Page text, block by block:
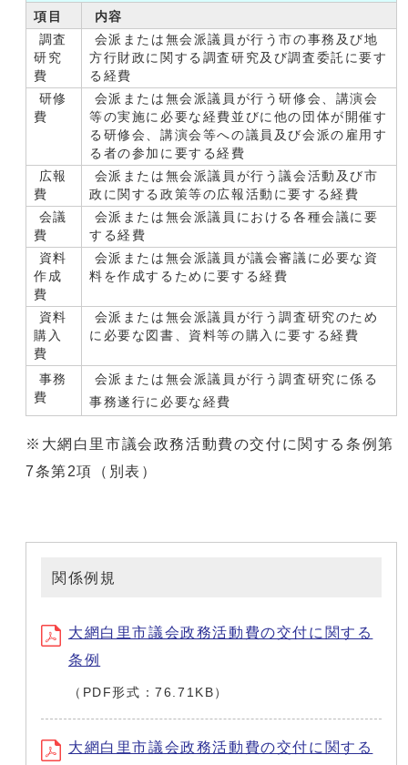
項目
内容
調査
研究
費
会派または無会派議員が行う市の事務及び地
方行財政に関する調査研究及び調査委託に要す
る経費
研修
費
会派または無会派議員が行う研修会、講演会
等の実施に必要な経費並びに他の団体が開催す
る研修会、講演会等への議員及び会派の雇用す
る者の参加に要する経費
広報
費
会派または無会派議員が行う議会活動及び市
政に関する政策等の広報活動に要する経費
会議
費
会派または無会派議員における各種会議に要
する経費
資料
作成
費
会派または無会派議員が議会審議に必要な資
料を作成するために要する経費
資料
購入
費
会派または無会派議員が行う調査研究のため
に必要な図書、資料等の購入に要する経費
事務
費
会派または無会派議員が行う調査研究に係る
事務遂行に必要な経費
※大網白里市議会政務活動費の交付に関する条例第
7条第2項（別表）
関係例規
大網白里市議会政務活動費の交付に関する
条例
（PDF形式：76.71KB）
大網白里市議会政務活動費の交付に関する